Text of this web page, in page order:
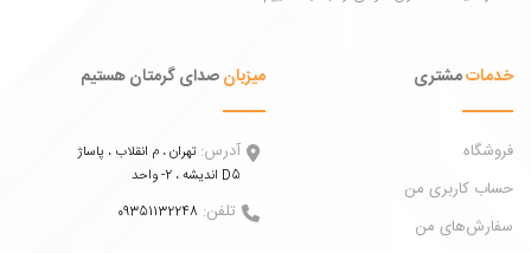
مشتری
کاربری من
من
صدای گرمتان هستیم
آدرس:تهران ، م انقلاب ، پاساژ
تلفن:09351132248